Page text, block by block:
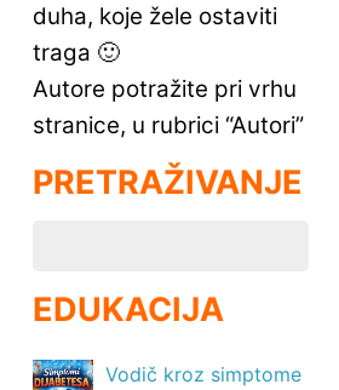
duha, koje žele ostaviti
traga 🙂
Autore potražite pri vrhu
stranice, u rubrici “Autori”
PRETRAŽIVANJE
EDUKACIJA
Vodič kroz simptome